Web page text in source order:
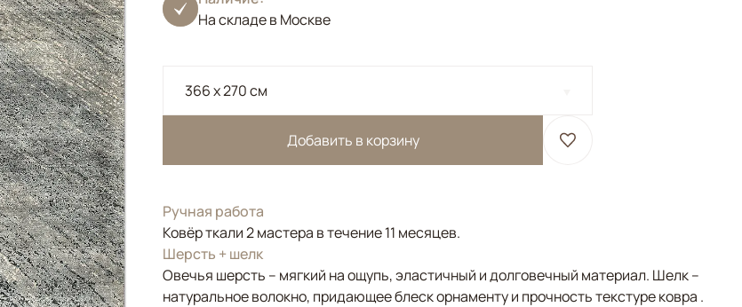
На складе в Москве
366 x 270 см
Добавить в корзину
Ручная работа
Ковёр ткали 2 мастера в течение 11 месяцев.
Шерсть + шелк
Овечья шерсть – мягкий на ощупь, эластичный и долговечный материал. Шелк –
натуральное волокно, придающее блеск орнаменту и прочность текстуре ковра .